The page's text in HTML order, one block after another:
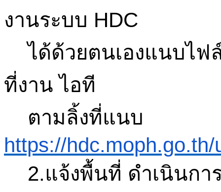
งานระบบ HDC
ได้ด้วยตนเองแนบไฟ
ที่งาน ไอที
ตามลิ้งที่แนบ
https://
2.แจ้งพื้นที่ ดำเนินก